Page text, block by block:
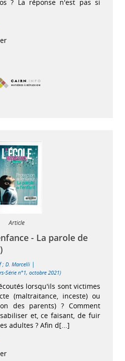
? La réponse n'est pas si
Article
- La parole de
; D. Marcelli |
Série n°1, octobre 2021)
lorsqu'ils sont victimes
(maltraitance, inceste) ou
des parents) ? Comment
et, ce faisant, de fuir
adultes ? Afin d[...]